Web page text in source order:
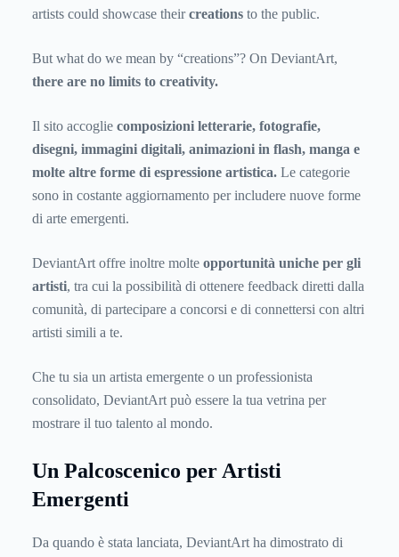
artists could showcase theircreations to the public.
But what do we mean by “creations”? On DeviantArt,
there are no limits to creativity.
Il sito accoglie composizioni letterarie, fotografie,
disegni, immagini digitali, animazioni in flash, manga e
molte altre forme di espressione artistica. Le categorie
sono in costante aggiornamento per includere nuove forme
di arte emergenti.
DeviantArt offre inoltre molte opportunità uniche per gli
artisti, tra cui la possibilità di ottenere feedback diretti dalla
comunità, di partecipare a concorsi e di connettersi con altri
artisti simili a te.
Che tu sia un artista emergente o un professionista
consolidato, DeviantArt può essere la tua vetrina per
mostrare il tuo talento al mondo.
Un Palcoscenico per Artisti
Emergenti
Da quando è stata lanciata, DeviantArt ha dimostrato di